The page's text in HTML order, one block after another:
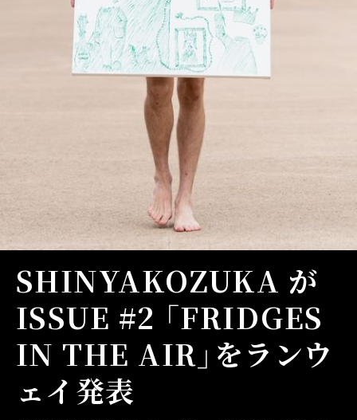
SHINYAKOZUKA が
ISSUE #2 「FRIDGES
IN THE AIR」をランウ
ェイ発表